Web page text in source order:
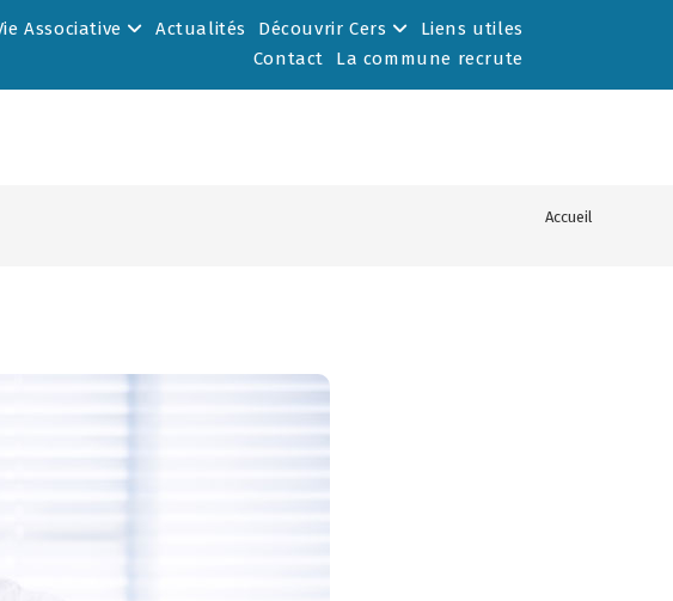
Associative Actualités Découvrir Cers
Liens utiles
Contact
La commune recrute
Accueil